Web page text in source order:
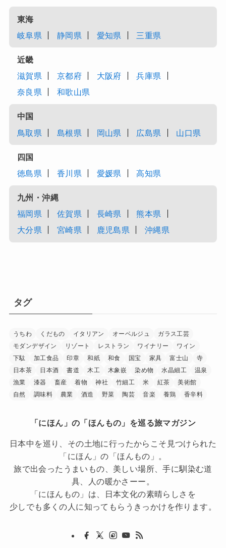
東海
岐阜県
静岡県 愛知県 三重県
近畿
滋賀県
京都府 大阪府
兵庫県
奈良県
和歌山県
中国
鳥取県
島根県 岡山県 広島県 山口県
四国
徳島県
香川県 愛媛県 高知県
九州・沖縄
福岡県
佐賀県 長崎県
熊本県
大分県
宮崎県 鹿児島県 沖縄県
タグ
うちわ くだもの イタリアン オーベルジュ
ガラス工芸
モダンデザイン
リゾート レストラン ワイナリー
ワイン
下駄
加工食品 印章 和紙 和食 国宝 家具 富士山
寺
日本茶
日本酒 書道 木工 木象嵌 染め物 水晶細工
温泉
漁業
漆器 畜産 着物 神社 竹細工 米 紅茶
美術館
自然
調味料 農業 酒造 野菜 陶芸 音楽 養鶏 香辛料
「にほん」の「ほんもの」を巡る旅マガジン
日本中を巡り、その土地に行ったからこそ見つけられた
「にほん」の「ほんもの」。
旅で出会ったうまいもの、美しい場所、手に馴染む道
具、人の暖かさーー。
「にほんもの」は、日本文化の素晴らしさを
少しでも多くの人に知ってもらうきっかけを作ります。